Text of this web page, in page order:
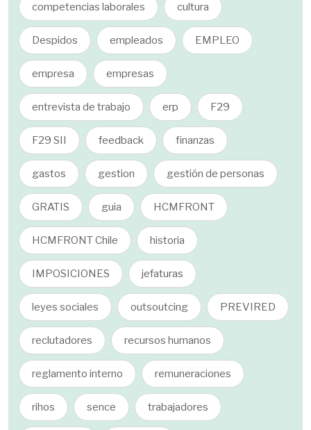
competencias laborales cultura
Despidos empleados EMPLEO
empresa empresas
entrevista de trabajo erp F29
F29 SII feedback finanzas
gastos gestion gestión de personas
GRATIS guia HCMFRONT
HCMFRONT Chile historia
IMPOSICIONES jefaturas
leyes sociales outsoutcing PREVIRED
reclutadores recursos humanos
reglamento interno remuneraciones
rihos sence trabajadores